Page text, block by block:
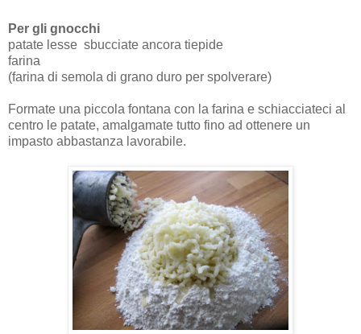
Per gli gnocchi
patate lesse sbucciate ancora tiepide
farina
(farina di semola di grano duro per spolverare)
Formate una piccola fontana con la farina e schiacciateci al
centro le patate, amalgamate tutto fino ad ottenere un
impasto abbastanza lavorabile.